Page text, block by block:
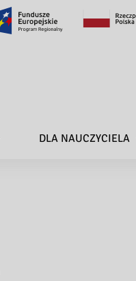
DLA NAUCZYCIELA